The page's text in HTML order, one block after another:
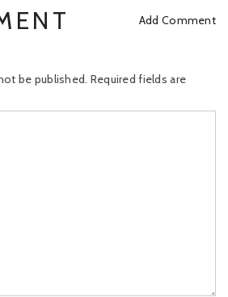
Add Comment
be published. Required fields are